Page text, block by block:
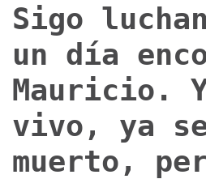
Sigo
un día
Mauricio.
vivo, ya
muerto,